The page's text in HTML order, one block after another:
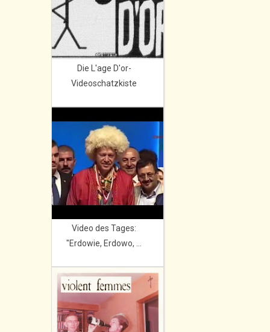
Die L'age D'or-
Videoschatzkiste
Video des Tages:
"Erdowie, Erdowo, ...